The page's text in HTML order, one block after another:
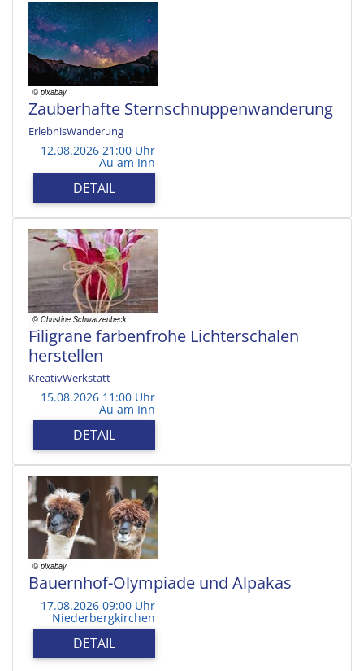
Zauberhafte Sternschnuppenwanderung
ErlebnisWanderung
12.08.2026 21:00 Uhr
Au am Inn
DETAIL
Filigrane farbenfrohe Lichterschalen
herstellen
KreativWerkstatt
15.08.2026 11:00 Uhr
Au am Inn
DETAIL
Bauernhof-Olympiade und Alpakas
17.08.2026 09:00 Uhr
Niederbergkirchen
DETAIL